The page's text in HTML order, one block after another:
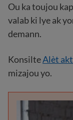
Ou ka toujou
valab ki lye ak
demann.
KonsilteAlèt
mizajou yo.